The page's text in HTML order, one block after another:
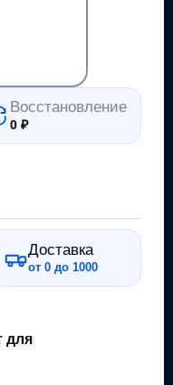
Восстановление
0₽
Доставка
от 0 до 1000
для